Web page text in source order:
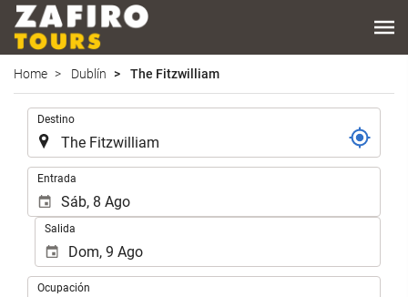
Home Dublín The Fitzwilliam
Destino
Entrada
Salida
Ocupación
Ocupación